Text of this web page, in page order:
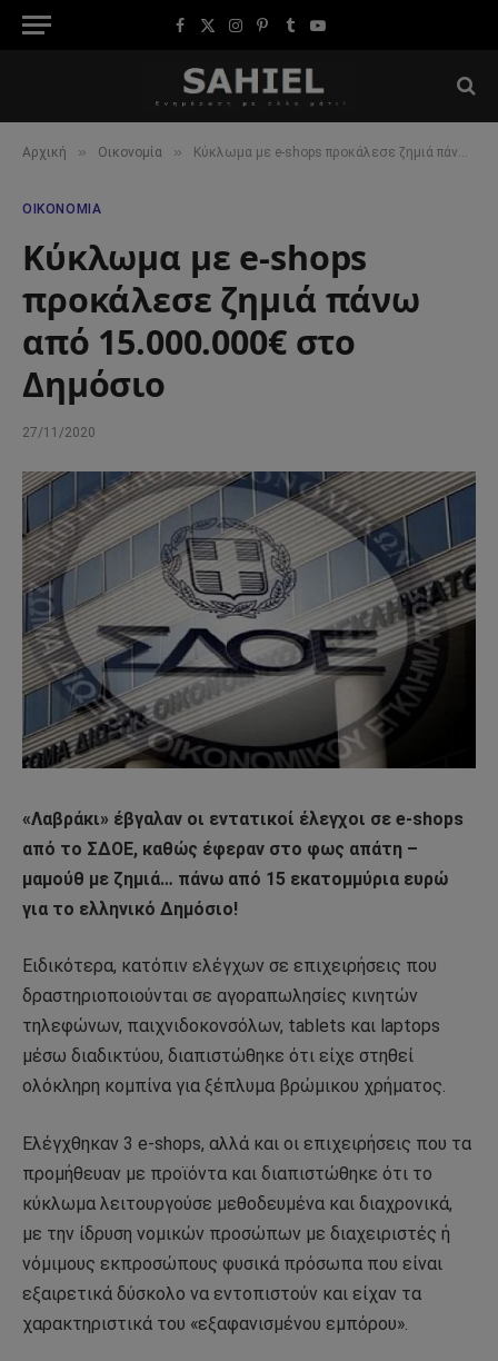
Facebook
X
Instagram
Pinterest
TumblrYouTube
Αρχική » Οικονομία » Κύκλωμα με e-shops προκάλεσε ζημιά πάνω από 15.000.000€ στο Δημόσιο
ΟΙΚΟΝΟΜΊΑ
Κύκλωμα με e-shops
προκάλεσε ζημιά πάνω
από 15.000.000€ στο
Δημόσιο
27/11/2020
«Λαβράκι» έβγαλαν οι εντατικοί έλεγχοι σε e-shops
από το ΣΔΟΕ, καθώς έφεραν στο φως απάτη –
μαμούθ με ζημιά… πάνω από 15 εκατομμύρια ευρώ
για το ελληνικό Δημόσιο!
Ειδικότερα, κατόπιν ελέγχων σε επιχειρήσεις που
δραστηριοποιούνται σε αγοραπωλησίες κινητών
τηλεφώνων, παιχνιδοκονσόλων, tablets και laptops
μέσω διαδικτύου, διαπιστώθηκε ότι είχε στηθεί
ολόκληρη κομπίνα για ξέπλυμα βρώμικου χρήματος.
Ελέγχθηκαν 3 e-shops, αλλά και οι επιχειρήσεις που τα
προμήθευαν με προϊόντα και διαπιστώθηκε ότι το
κύκλωμα λειτουργούσε μεθοδευμένα και διαχρονικά,
με την ίδρυση νομικών προσώπων με διαχειριστές ή
νόμιμους εκπροσώπους φυσικά πρόσωπα που είναι
εξαιρετικά δύσκολο να εντοπιστούν και είχαν τα
χαρακτηριστικά του «εξαφανισμένου εμπόρου».